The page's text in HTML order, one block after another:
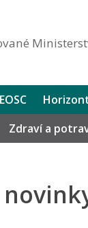
EOSC
Zdraví a